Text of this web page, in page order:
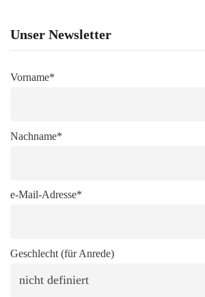
Unser Newsletter
Vorname*
Nachname*
e-Mail-Adresse*
Geschlecht (für Anrede)